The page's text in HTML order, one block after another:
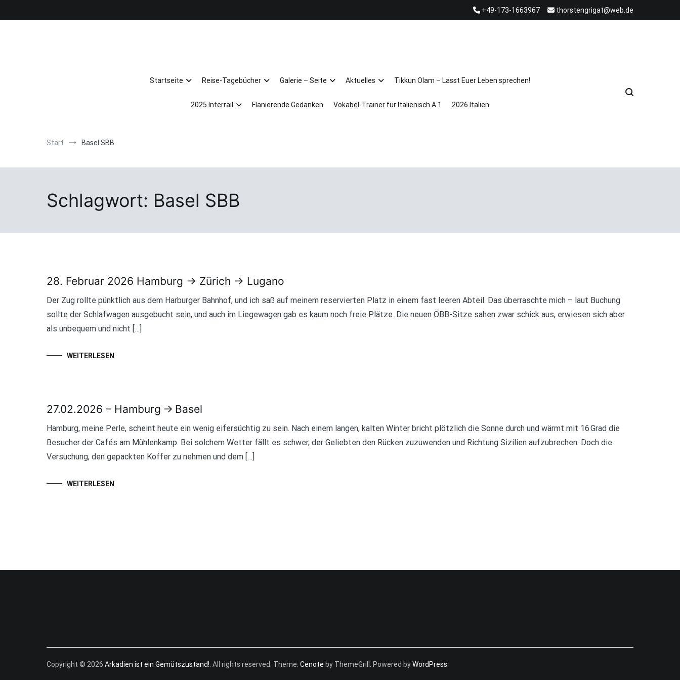
+49-173-1663967 thorstengrigat@web.de
Startseite Reise-Tagebücher Galerie – Seite Aktuelles Tikkun Olam – Lasst Euer Leben sprechen!
2025 Interrail Flanierende Gedanken Vokabel-Trainer für Italienisch A 1 2026 Italien
Start Basel SBB
Schlagwort: Basel SBB
28. Februar 2026 Hamburg → Zürich → Lugano
Der Zug rollte pünktlich aus dem Harburger Bahnhof, und ich saß auf meinem reservierten Platz in einem fast leeren Abteil. Das überraschte mich – laut Buchung
sollte der Schlafwagen ausgebucht sein, und auch im Liegewagen gab es kaum noch freie Plätze. Die neuen ÖBB-Sitze sahen zwar schick aus, erwiesen sich aber
als unbequem und nicht […]
WEITERLESEN
27.02.2026 – Hamburg → Basel
Hamburg, meine Perle, scheint heute ein wenig eifersüchtig zu sein. Nach einem langen, kalten Winter bricht plötzlich die Sonne durch und wärmt mit 16 Grad die
Besucher der Cafés am Mühlenkamp. Bei solchem Wetter fällt es schwer, der Geliebten den Rücken zuzuwenden und Richtung Sizilien aufzubrechen. Doch die
Versuchung, den gepackten Koffer zu nehmen und dem […]
WEITERLESEN
Copyright © 2026 Arkadien ist ein Gemütszustand! . All rights reserved. Theme: Cenote by ThemeGrill. Powered byWordPress